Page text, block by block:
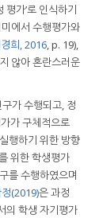
평가’로 인식하기
에서 수행평가와
희, 2016, p. 19),
않아 혼란스러운
가 수행되고, 정
가 구체적으로
행하기 위한 방향
위한 학생평가
를 수행하였으며
(2019)은 과정
의 학생 자기평가